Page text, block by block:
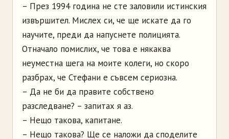
– През 1994 година не сте заловили истинския
извършител. Мислех си, че ще искате да го
научите, преди да напуснете полицията.
Отначало помислих, че това е някаква
неуместна шега на моите колеги, но скоро
разбрах, че Стефани е съвсем сериозна.
– Да не би да правите собствено
разследване? – запитах я аз.
– Нещо такова, капитане.
– Нещо такова? Ще се наложи да споделите